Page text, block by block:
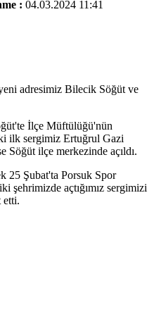
: 04.03.2024 11:41
adresimiz Bilecik Söğüt ve
İlçe Müftülüğü'nün
ilk sergimiz Ertuğrul Gazi
Söğüt ilçe merkezinde açıldı.
25 Şubat'ta Porsuk Spor
şehrimizde açtığımız sergimizi
etti.